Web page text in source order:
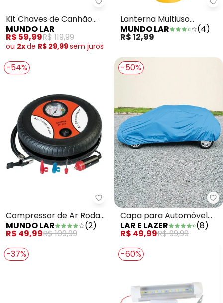
Mundo Lar - Kit Chaves de
Kit Chaves de Canhão
Aço 7 Peças
MUNDO LAR
R$ 59,99R$ 119,99
ou 2xde R$ 29,99sem juros
Lanterna Multiuso
Amarela 3 em 1
MUNDO LAR (4)
R$ 12,99
-54%
Mundo Lar - Compressor de Ar
Compressor de Ar Roda
Preto
MUNDO LAR (2)
R$ 49,99R$ 109,99
-50%
Capa para Automóvel
Azul em Plástico 1 Peça
LAR E LAZER (8)
R$ 49,99R$ 99,99
-37%
-60%